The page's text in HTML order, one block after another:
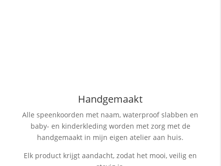
Handgemaakt
Alle speenkoorden met naam, waterproof slabbenen
baby- en kinderkleding worden met zorg met de
handgemaakt in mijn eigen atelier aan huis.
Elk product krijgt aandacht, zodat het mooi, veilig en